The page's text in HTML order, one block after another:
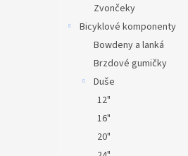
Zvončeky
Bicyklové komponenty
Bowdeny a lanká
Brzdové gumičky
Duše
12"
16"
20"